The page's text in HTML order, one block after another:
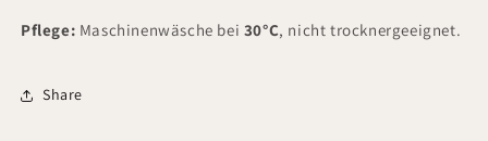
Pflege: Maschinenwäsche bei 30°C, nicht trocknergeeignet.
Share